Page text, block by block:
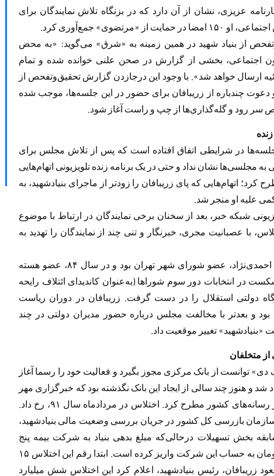
عزیزی، نشان از آن دارد که در بزنگاه تلاش نمایندگان برای
«مرتضوی» جمع‌آوری کرد.
از بنیاد شهید در همین زمینه به «شرق» می‌گوید: «به محض
اجتماعی، بخشی از گزارش در صحن علنی خوانده شده و تمام
ارسال خواهد شد». با وجود این درجازدن گزارش تحقیق‌وتفحص از
دعوت چندباره از زریبافان برای حضور در این جلسه‌ها، موجب شده
سر رود و گله‌گذاری‌ها از چپ و راست آغاز شود.
در شرایطی اتفاق افتاده است که پس از تلاش مجلس برای
مجلسی‌ها نشان نداد و حتی در یک برنامه زنده تلویزیونی اتهام‌هایی
اتهام‌هایی که پای زریبافان را زودتر از ماجرای بنیادشهید، به
علیه او منجر شد.
شبکه خبر، بعد از سخنان برخی نمایندگان در ارتباط با موضوع
با عصبانیت مجری، خبرنگار و تنی چند از نمایندگان را تهدید به
او پیش از ریاست‌جمهوری محمود احمدی‌نژاد، عضو شورای شهر تهران بود و در سال ٨۴، عضو هسته
در انتخابات دور سوم شوراها (به‌عنوان کاندیدای ائتلاف رایحه
دولتی استقلال را در دست گرفت. زریبافان در دوران ریاست
بود و بعدتر با مخالفت مجلس درباره حضور مدیران دولتی در چند
تغییر موقعیت داد.
متخلفان
٨٩ بود که «بانک دی» توانست از بانک مرکزی مجوز بگیرد و فعالیت خود را رسما آغاز
شد و هنوز چند سالی از ایجاد این بانک نگذشته بود که خبرگزاری مهر
موضوع اختلاس در بنیادشهید را در رسانه‌های کشور مطرح کرد. اختلاس در مردادماه سال ٩١، رخ داد.
سازمان بازرسی کل کشور در جریان بررسی وضعیت مالی بنیادشهید،
بخش تسهیلات درحالی‌که مبلغ بدهی بنیاد به شرکت بیمه پنج
میلیارد تومان بود، مبلغ ۹ میلیارد تومان به حساب این شرکت واریز کرده است. ابتدا رقم این اختلاس ١۵
زریبافان، رئیس بنیادشهید، اعلام کرد این اختلاس شش میلیارد